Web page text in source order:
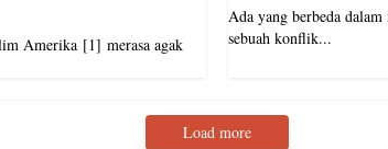
Amerika [1] merasa agak
Ada yang berbeda
sebuah konflik...
Load more